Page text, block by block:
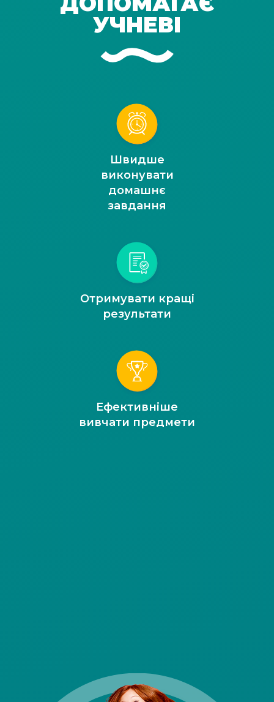
УЧНЕВІ
Швидше
виконувати
домашнє
завдання
Отримувати кращі
результати
Ефективніше
вивчати предмети